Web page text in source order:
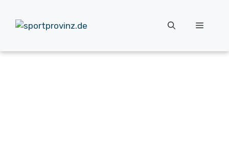
Inhalt
springen
Menü